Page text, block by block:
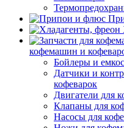
кофемашин и
Бойлеры и
Датчики и
кофеварок
Двигатели для
Клапаны для
Насосы для